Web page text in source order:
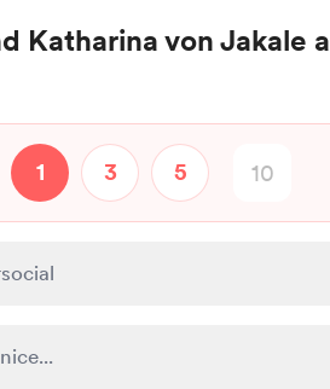
Katharina von Jakale a
1 3 5